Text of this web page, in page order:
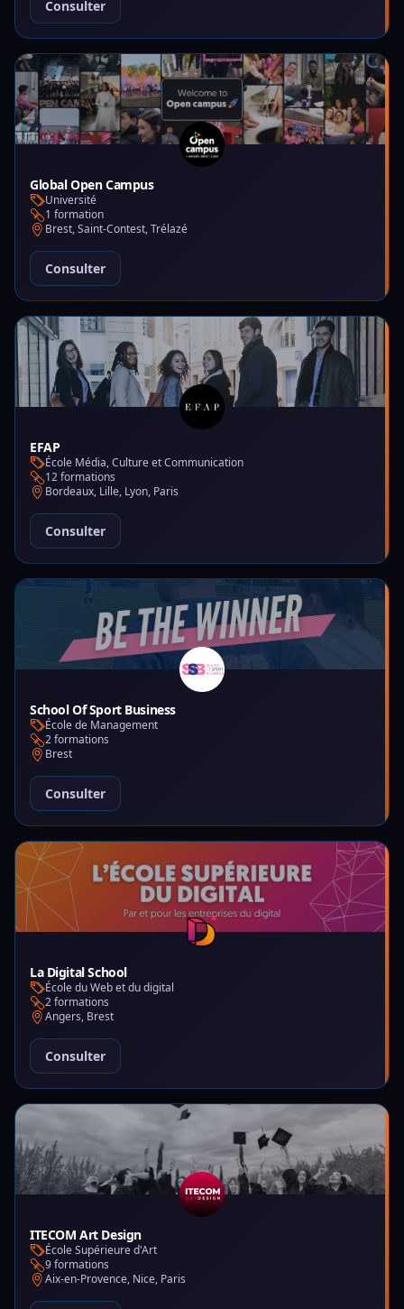
Consulter
Global Open Campus
Université
1 formation
Brest, Saint-Contest, Trélazé
Consulter
EFAP
École Média, Culture et Communication
12 formations
Bordeaux, Lille, Lyon, Paris
Consulter
School Of Sport Business
École de Management
2 formations
Brest
Consulter
La Digital School
École du Web et du digital
2 formations
Angers, Brest
Consulter
ITECOM Art Design
École Supérieure d'Art
9 formations
Aix-en-Provence, Nice, Paris